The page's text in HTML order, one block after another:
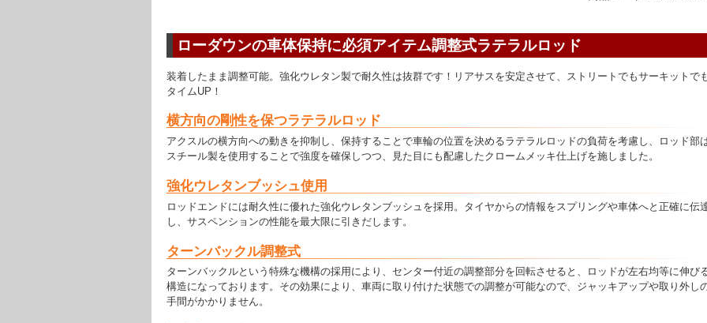
ローダウンの車体保持に必須アイテム調整式ラテラルロッド
装着したまま調整可能。強化ウレタン製で耐久性は抜群です！リアサスを安定させて、ストリートでもサーキットで
タイムUP！
横方向の剛性を保つラテラルロッド
アクスルの横方向への動きを抑制し、保持することで車輪の位置を決めるラテラルロッドの負荷を考慮し、ロッド部
スチール製を使用することで強度を確保しつつ、見た目にも配慮したクロームメッキ仕上げを施しました。
強化ウレタンブッシュ使用
ロッドエンドには耐久性に優れた強化ウレタンブッシュを採用。タイヤからの情報をスプリングや車体へと正確に伝
し、サスペンションの性能を最大限に引きだします。
ターンバックル調整式
ターンバックルという特殊な機構の採用により、センター付近の調整部分を回転させると、ロッドが左右均等に伸び
構造になっております。その効果により、車両に取り付けた状態での調整が可能なので、ジャッキアップや取り外し
手間がかかりません。